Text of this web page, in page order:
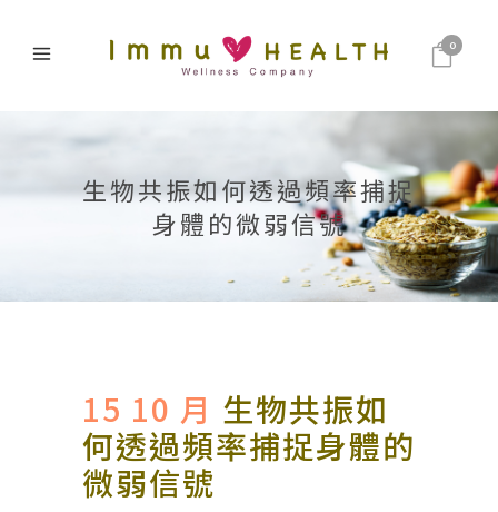
0
生物共振如何透過頻率捕捉
身體的微弱信號
15 10 月 生物共振如
何透過頻率捕捉身體的
微弱信號